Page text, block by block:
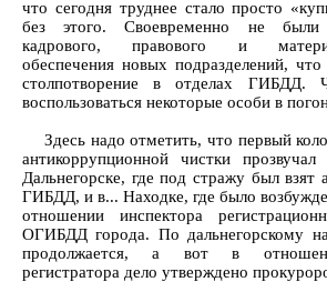
что сегодня труднее стало просто
без этого. Своевременно не
кадрового, правового и
обеспечения новых подразделений,
столпотворение в отделах ГИБДД.
воспользоваться некоторые особи в
Здесь надо отметить, что первый
антикоррупционной чистки
Дальнегорске, где под стражу был взят
ГИБДД, и в... Находке, где было
отношении инспектора
ОГИБДД города. По дальнегорскому
продолжается, а вот в
регистратора дело утверждено